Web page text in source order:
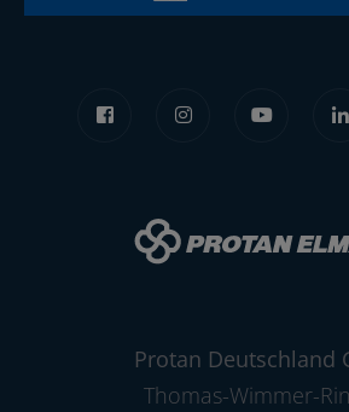
Protan Deutschland
Thomas-Wimmer-